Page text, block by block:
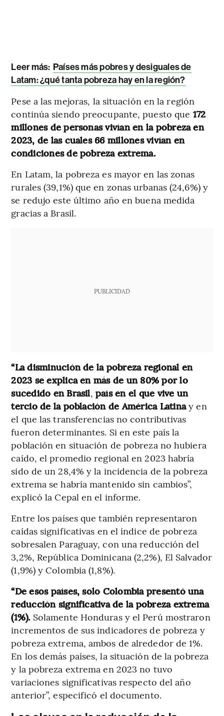
Leer más: Países más pobres y desiguales de
Latam: ¿qué tanta pobreza hay en la región?
Pese a las mejoras, la situación en la región
continúa siendo preocupante, puesto que 172
millones de personas vivían en la pobreza en
2023, de las cuales 66 millones vivían en
condiciones de pobreza extrema.
En Latam, la pobreza es mayor en las zonas
rurales (39,1%) que en zonas urbanas (24,6%) y
se redujo este último año en buena medida
gracias a Brasil.
PUBLICIDAD
“La disminución de la pobreza regional en
2023 se explica en más de un 80% por lo
sucedido en Brasil, país en el que vive un
tercio de la población de América Latinay en
el que las transferencias no contributivas
fueron determinantes. Si en este país la
población en situación de pobreza no hubiera
caído, el promedio regional en 2023 habría
sido de un 28,4% y la incidencia de la pobreza
extrema se habría mantenido sin cambios”,
explicó la Cepal en el informe.
Entre los países que también representaron
caídas significativas en el índice de pobreza
sobresalen Paraguay, con una reducción del
3,2%, República Dominicana (2,2%), El Salvador
(1,9%) y Colombia (1,8%).
“De esos países, solo Colombia presentó una
reducción significativa de la pobreza extrema
(1%). Solamente Honduras y el Perú mostraron
incrementos de sus indicadores de pobreza y
pobreza extrema, ambos de alrededor de 1%.
En los demás países, la situación de la pobreza
y la pobreza extrema en 2023 no tuvo
variaciones significativas respecto del año
anterior”, especificó el documento.